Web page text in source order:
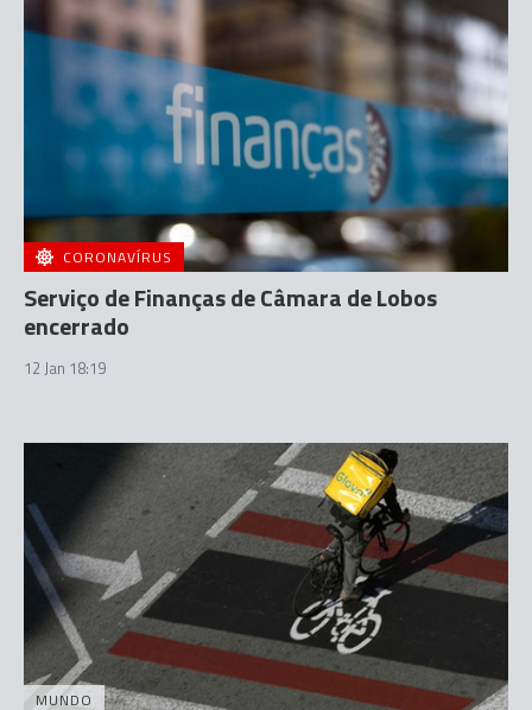
CORONAVÍRUS
Serviço de Finanças de Câmara de Lobos
encerrado
12 Jan 18:19
MUNDO